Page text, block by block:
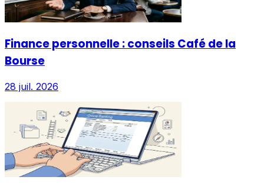
Finance personnelle : conseils Café de la
Bourse
28 juil. 2026